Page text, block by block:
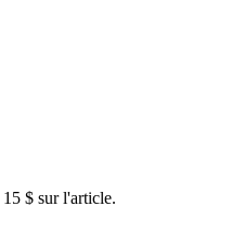
15 $ sur l'article.